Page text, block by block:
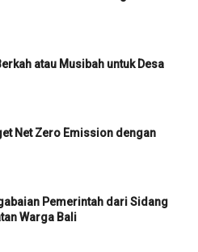
atau Musibah untuk Desa
Net Zero Emission dengan
Pemerintah dari Sidang
Warga Bali